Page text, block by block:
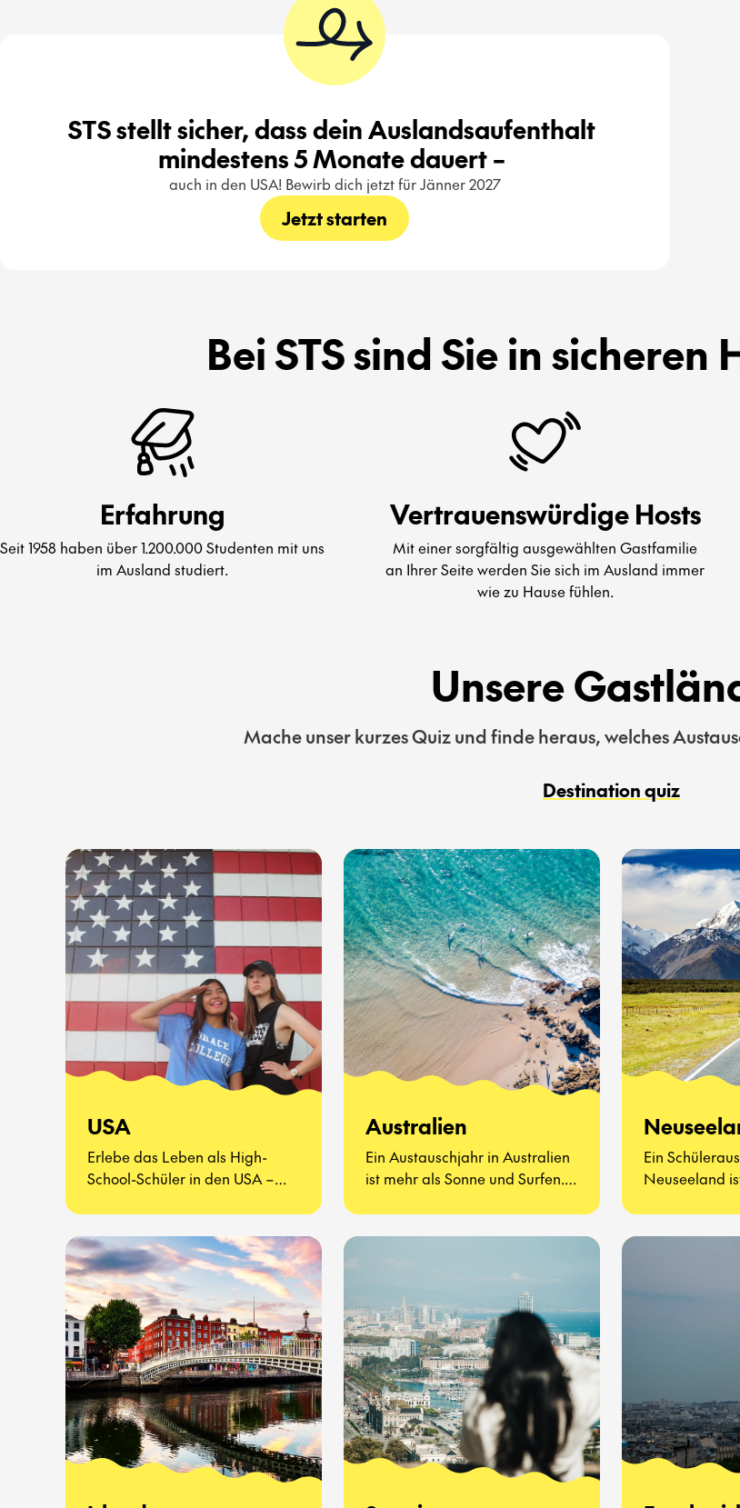
STS stellt sicher, dass dein Auslandsaufenthalt
mindestens 5 Monate dauert –
auch in den USA! Bewirb dich jetzt für Jänner 2027
Jetzt starten
Bei STS sind Sie in sicheren
Erfahrung
Seit 1958 haben über 1.200.000 Studenten mit uns
im Ausland studiert.
Vertrauenswürdige Hosts
Mit einer sorgfältig ausgewählten Gastfamilie
an Ihrer Seite werden Sie sich im Ausland immer
wie zu Hause fühlen.
Unsere
Mache unser kurzes Quiz und finde heraus, welches
Destination quiz
USA
Erlebe das Leben als High-
School-Schüler in den USA –
Australien
Ein Austauschjahr in Australien
ist mehr als Sonne und Surfen.
Schulalltag auf der anderen
Seite der Welt anfühlt.
Ein
Neuseeland
geht darum,